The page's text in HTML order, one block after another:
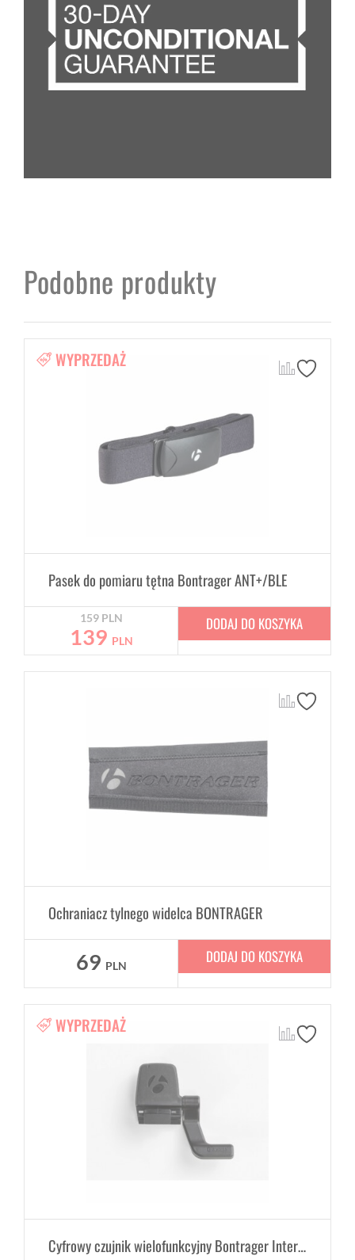
Podobne produkty
WYPRZEDAŻ
Pasek do pomiaru tętna Bontrager ANT+/BLE
159 PLN
139 PLN
DODAJ DO KOSZYKA
Ochraniacz tylnego widelca BONTRAGER
69 PLN DODAJ DO KOSZYKA
WYPRZEDAŻ
Cyfrowy czujnik wielofunkcyjny Bontrager Interchange Digital Combo